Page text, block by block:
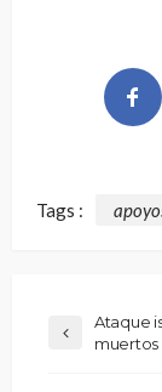
Tags :
Ataque
muertos